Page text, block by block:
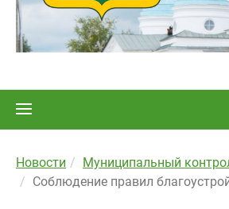
Новости
Муниципальный
Соблюдение правил